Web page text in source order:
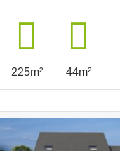
225m² 44m²